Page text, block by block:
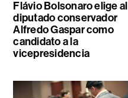
Flávio Bolsonaro elige al
diputado conservador
Alfredo Gaspar como
candidato a la
vicepresidencia